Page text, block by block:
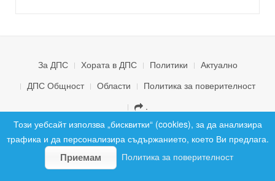
За ДПС Хората в ДПС Политики
Актуално
ДПС Общност
Области
Политика за поверителност
.
© 2026 ДПС България. Всички права запазени.
Този уебсайт използва „бисквитки“ (cookies), за да анализира
трафика и да персонализира съдържанието, което Ви предлага.
Приемам Политика за поверителност